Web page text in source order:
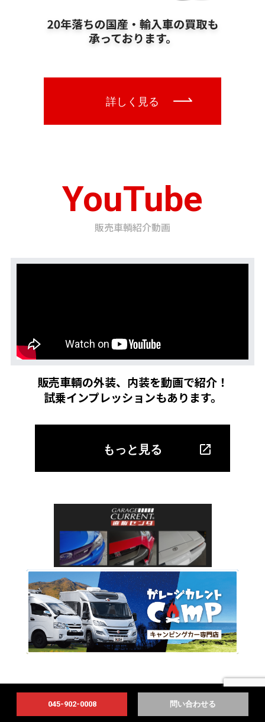
YouTube
販売車輌紹介動画
販売車輌の外装、内装を動画で紹介！
試乗インプレッションもあります。
もっと見る
045-902-0008 問い合わせる